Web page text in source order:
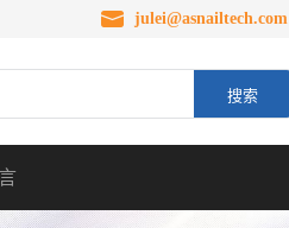
julei@asnailtech.com